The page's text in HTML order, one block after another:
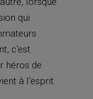
qui
c’est
héros de
à l’esprit.